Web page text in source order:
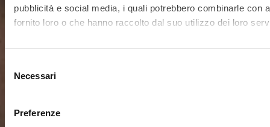
pubblicità e social media, i quali potrebbero combinarle con
fornito loro o che hanno raccolto dal suo utilizzo dei loro
delNecessari
Preferenze